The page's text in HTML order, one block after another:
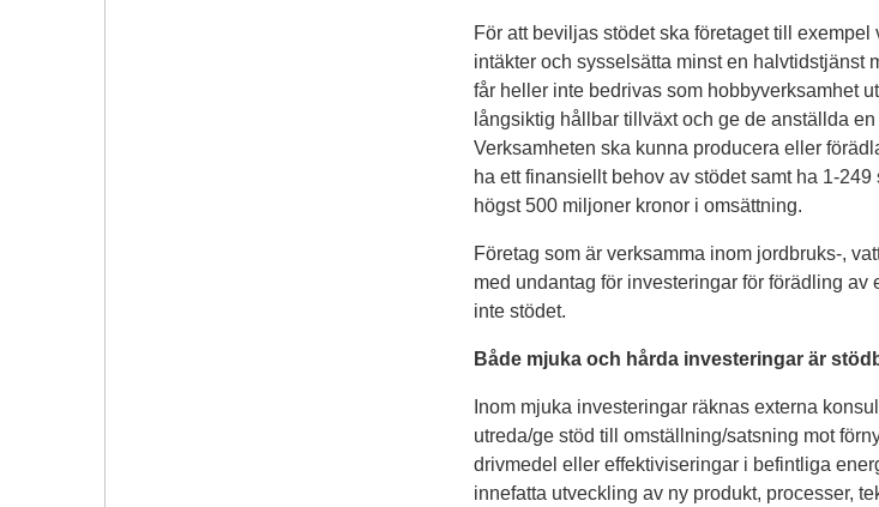
För att beviljas stödet ska företaget till exempel
intäkter och sysselsätta minst en halvtidstjänst
får heller inte bedrivas som hobbyverksamhet
långsiktig hållbar tillväxt och ge de anställda
Verksamheten ska kunna producera eller
ha ett finansiellt behov av stödet samt ha 1-
högst 500 miljoner kronor i omsättning.
Företag som är verksamma inom jordbruks-,
med undantag för investeringar för förädling
inte stödet.
Både mjuka och hårda investeringar är
Inom mjuka investeringar räknas externa
utreda/ge stöd till omställning/satsning mot
drivmedel eller effektiviseringar i befintliga
innefatta utveckling av ny produkt, processer,